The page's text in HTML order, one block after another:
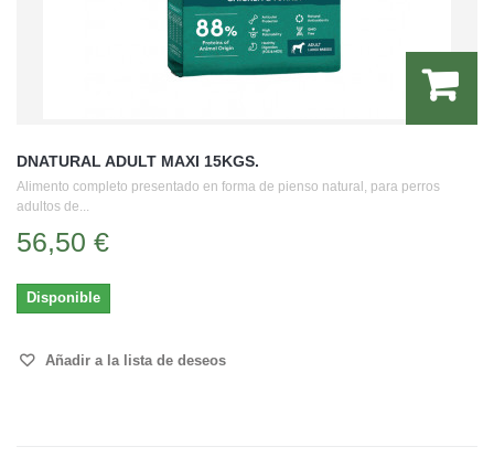
DNATURAL ADULT MAXI 15KGS.
Alimento completo presentado en forma de pienso natural, para perros
adultos de...
56,50 €
Disponible
Añadir a la lista de deseos